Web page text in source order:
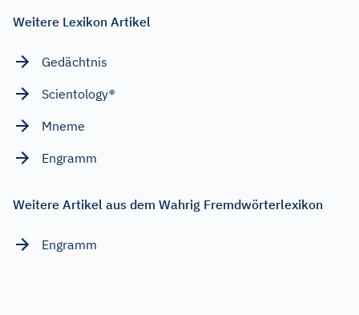
Weitere Lexikon Artikel
Gedächtnis
Scientology®
Mneme
Engramm
Weitere Artikel aus dem Wahrig Fremdwörterlexikon
Engramm